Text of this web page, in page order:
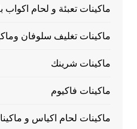
ماكينات تعبئة و لحام اكواب
ماكينات تغليف سلوفان
ماكينات شرينك
ماكينات فاكيوم
ماكينات لحام اكياس و